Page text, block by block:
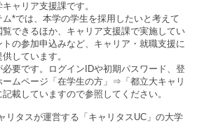
ャリア支援課です。
*では、本学の学生を採用したいと考えて
できるほか、キャリア支援課で実施してい
の参加申込みなど、キャリア・就職支援に
しています。
要です。ログインIDや初期パスワード、登
ムページ「在学生の方」⇒「都立大キャリ
載していますので参照してください。
リタスが運営する「キャリタスUC」の大学